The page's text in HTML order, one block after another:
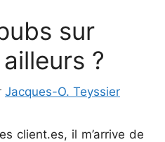
sur
?
Jacques-O. Teyssier
client.es, il m’arrive de